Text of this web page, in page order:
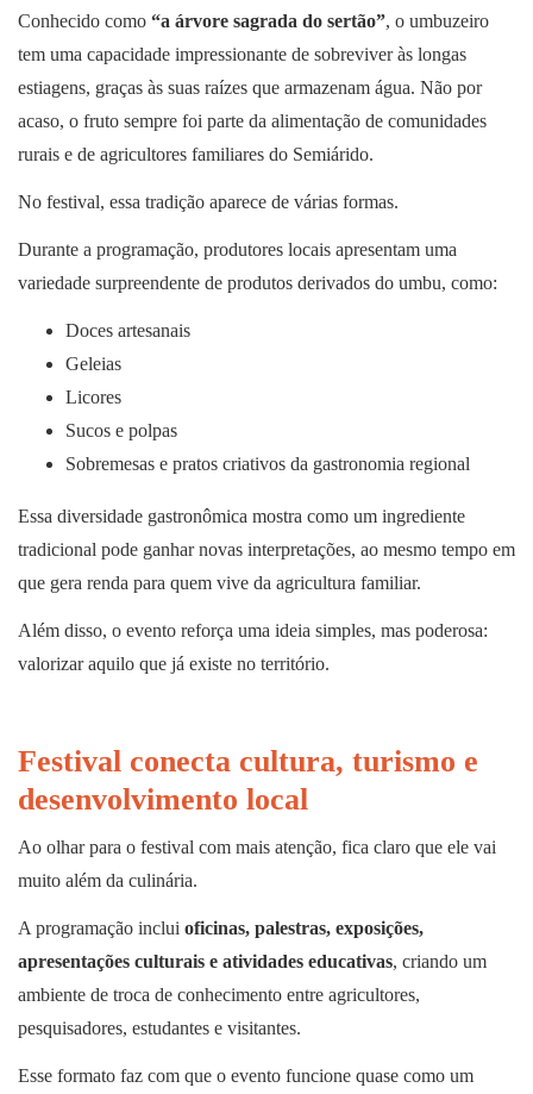
Conhecido como “a árvore sagrada do sertão”, o umbuzeiro
tem uma capacidade impressionante de sobreviver às longas
estiagens, graças às suas raízes que armazenam água. Não por
acaso, o fruto sempre foi parte da alimentação de comunidades
rurais e de agricultores familiares do Semiárido.
No festival, essa tradição aparece de várias formas.
Durante a programação, produtores locais apresentam uma
variedade surpreendente de produtos derivados do umbu, como:
Doces artesanais
Geleias
Licores
Sucos e polpas
Sobremesas e pratos criativos da gastronomia regional
Essa diversidade gastronômica mostra como um ingrediente
tradicional pode ganhar novas interpretações, ao mesmo tempo em
que gera renda para quem vive da agricultura familiar.
Além disso, o evento reforça uma ideia simples, mas poderosa:
valorizar aquilo que já existe no território.
Festival conecta cultura, turismo e
desenvolvimento local
Ao olhar para o festival com mais atenção, fica claro que ele vai
muito além da culinária.
A programação inclui oficinas, palestras, exposições,
apresentações culturais e atividades educativas, criando um
ambiente de troca de conhecimento entre agricultores,
pesquisadores, estudantes e visitantes.
Esse formato faz com que o evento funcione quase como um